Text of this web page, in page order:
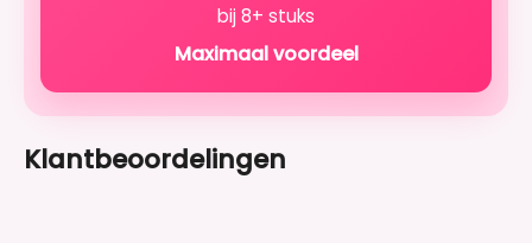
bij 8+ stuks
Maximaal voordeel
Klantbeoordelingen